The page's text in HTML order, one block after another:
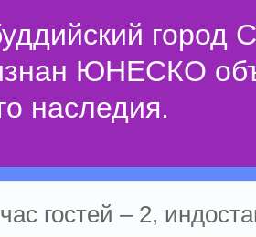
город
ЮНЕСКО
наследия.
гостей – 2,